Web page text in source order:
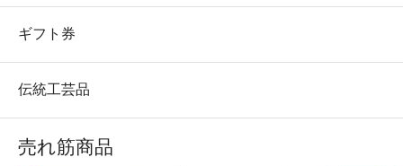
ギフト券
伝統工芸品
売れ筋商品